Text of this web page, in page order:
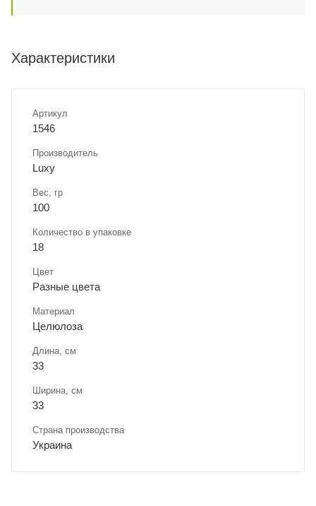
Характеристики
Артикул
1546
Производитель
Luxy
Вес, гр
100
Количество в упаковке
18
Цвет
Разные цвета
Материал
Целюлоза
Длина, cм
33
Ширина, cм
33
Страна производства
Украина